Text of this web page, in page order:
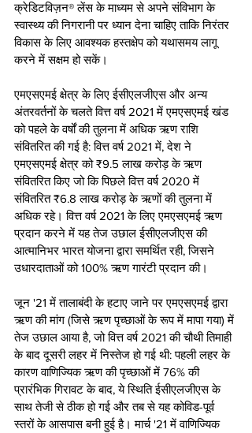
क्रेडिटविज़न® लेंस के माध्यम से अपने संविभाग के
स्वास्थ्य की निगरानी पर ध्यान देना चाहिए ताकि निरंतर
विकास के लिए आवश्यक हस्तक्षेप को यथासमय लागू
करने में सक्षम हो सकें।
एमएसएमई क्षेत्र के लिए ईसीएलजीएस और अन्य
अंतरवर्तनों के चलते वित्त वर्ष 2021 में एमएसएमई खंड
को पहले के वर्षों की तुलना में अधिक ऋण राशि
संवितरित की गई है: वित्त वर्ष 2021 में, देश ने
एमएसएमई क्षेत्र को ₹9.5 लाख करोड़ के ऋण
संवितरित किए जो कि पिछले वित्त वर्ष 2020 में
संवितरित ₹6.8 लाख करोड़ के ऋणों की तुलना में
अधिक रहे। वित्त वर्ष 2021 के लिए एमएसएमई ऋण
प्रदान करने में यह तेज उछाल ईसीएलजीएस की
आत्मानिभर भारत योजना द्वारा समर्थित रही, जिसने
उधारदाताओं को 100% ऋण गारंटी प्रदान की।
जून '21 में तालाबंदी के हटाए जाने पर एमएसएमई द्वारा
ऋण की मांग (जिसे ऋण पृच्छाओं के रूप में मापा गया) में
तेज उछाल आया है, जो वित्त वर्ष 2021 की चौथी तिमाही
के बाद दूसरी लहर में निस्तेज हो गई थी: पहली लहर के
कारण वाणिज्यिक ऋण की पृच्छाओं में 76% की
प्रारंभिक गिरावट के बाद, ये स्थिति ईसीएलजीएस के
साथ तेजी से ठीक हो गई और तब से यह कोविड-पूर्व
स्तरों के आसपास बनी हुई है। मार्च '21 में वाणिज्यिक